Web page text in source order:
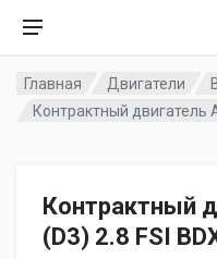
Главная Двигатели
Контрактный двигатель
Контрактный
(D3) 2.8 FSI